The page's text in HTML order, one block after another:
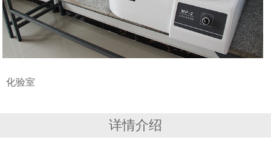
化验室
详情介绍